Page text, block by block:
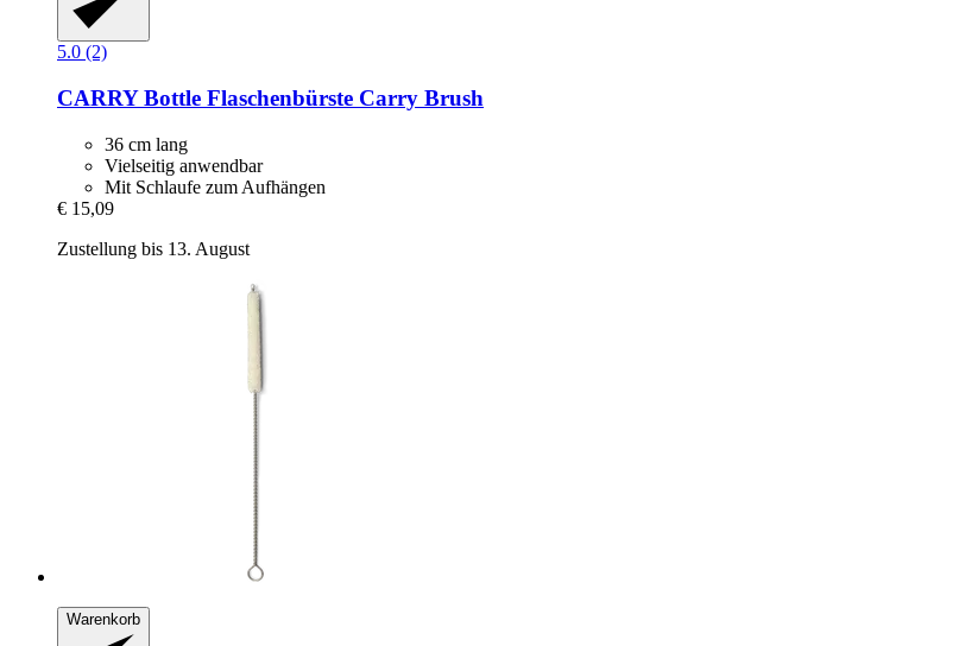
5.0 (2)
CARRY Bottle Flaschenbürste Carry Brush
36 cm lang
Vielseitig anwendbar
Mit Schlaufe zum Aufhängen
€ 15,09
Zustellung bis 13. August
Warenkorb